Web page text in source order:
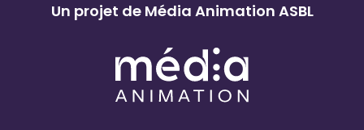
Un projet de Média Animation ASBL